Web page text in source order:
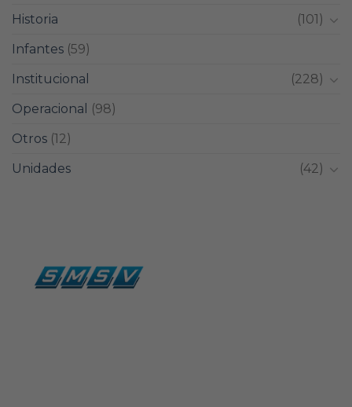
Historia
(101)
Infantes (59)
Institucional
(228)
Operacional
(98)
Otros (12)
Unidades
(42)